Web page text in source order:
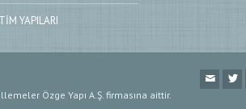
YAPILARI
Özge Yapı A.Ş. firmasına aittir.